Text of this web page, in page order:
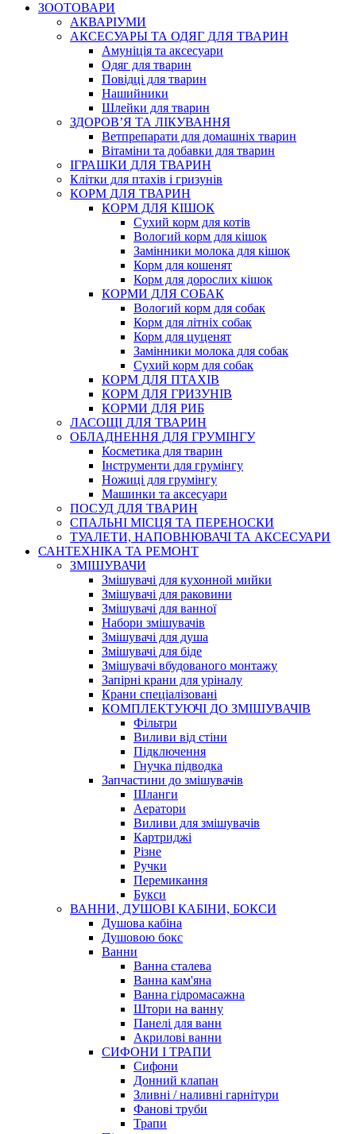
ЗООТОВАРИ
АКВАРІУМИ
АКСЕСУАРЫ ТА ОДЯГ ДЛЯ ТВАРИН
Амуніція та аксесуари
Одяг для тварин
Повідці для тварин
Нашийники
Шлейки для тварин
ЗДОРОВ’Я ТА ЛІКУВАННЯ
Ветпрепарати для домашніх тварин
Вітаміни та добавки для тварин
ІГРАШКИ ДЛЯ ТВАРИН
Клітки для птахів і гризунів
КОРМ ДЛЯ ТВАРИН
КОРМ ДЛЯ КІШОК
Сухий корм для котів
Вологий корм для кішок
Замінники молока для кішок
Корм для кошенят
Корм для дорослих кішок
КОРМИ ДЛЯ СОБАК
Вологий корм для собак
Корм для літніх собак
Корм для цуценят
Замінники молока для собак
Сухий корм для собак
КОРМ ДЛЯ ПТАХІВ
КОРМ ДЛЯ ГРИЗУНІВ
КОРМИ ДЛЯ РИБ
ЛАСОЩІ ДЛЯ ТВАРИН
ОБЛАДНЕННЯ ДЛЯ ГРУМІНГУ
Косметика для тварин
Інструменти для грумінгу
Ножиці для грумінгу
Машинки та аксесуари
ПОСУД ДЛЯ ТВАРИН
СПАЛЬНІ МІСЦЯ ТА ПЕРЕНОСКИ
ТУАЛЕТИ, НАПОВНЮВАЧІ ТА АКСЕСУАРИ
САНТЕХНІКА ТА РЕМОНТ
ЗМІШУВАЧИ
Змішувачі для кухонной мийки
Змішувачі для раковини
Змішувачі для ванної
Набори змішувачів
Змішувачі для душа
Змішувачі для біде
Змішувачі вбудованого монтажу
Запірні крани для уріналу
Крани спеціалізовані
КОМПЛЕКТУЮЧІ ДО ЗМІШУВАЧІВ
Фільтри
Виливи від стіни
Підключення
Гнучка підводка
Запчастини до змішувачів
Шланги
Аератори
Виливи для змішувачів
Картриджі
Різне
Ручки
Перемикання
Букси
ВАННИ, ДУШОВІ КАБІНИ, БОКСИ
Душова кабіна
Душовою бокс
Ванни
Ванна сталева
Ванна кам'яна
Ванна гідромасажна
Штори на ванну
Панелі для ванн
Акрилові ванни
СИФОНИ І ТРАПИ
Сифони
Донний клапан
Зливні / наливні гарнітури
Фанові труби
Трапи